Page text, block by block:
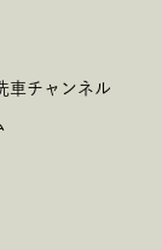
車チャンネル